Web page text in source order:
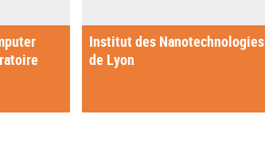
Institut des Nanotechnologies
de Lyon